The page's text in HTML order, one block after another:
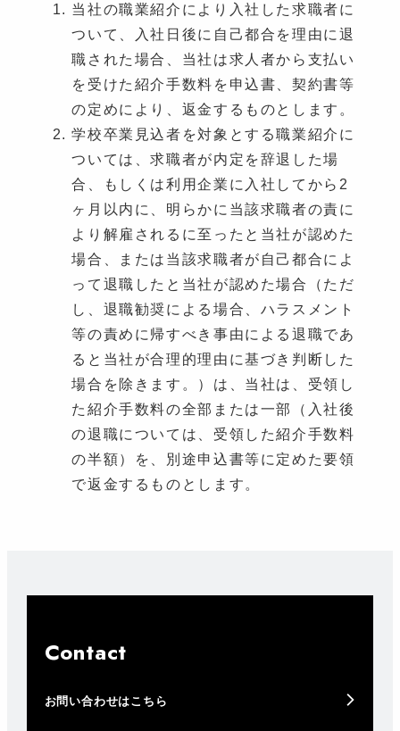
当社の職業紹介により入社した求職者に
ついて、入社日後に自己都合を理由に退
職された場合、当社は求人者から支払い
を受けた紹介手数料を申込書、契約書等
の定めにより、返金するものとします。
学校卒業見込者を対象とする職業紹介に
ついては、求職者が内定を辞退した場
合、もしくは利用企業に入社してから2
ヶ月以内に、明らかに当該求職者の責に
より解雇されるに至ったと当社が認めた
場合、または当該求職者が自己都合によ
って退職したと当社が認めた場合（ただ
し、退職勧奨による場合、ハラスメント
等の責めに帰すべき事由による退職であ
ると当社が合理的理由に基づき判断した
場合を除きます。）は、当社は、受領し
た紹介手数料の全部または一部（入社後
の退職については、受領した紹介手数料
の半額）を、別途申込書等に定めた要領
で返金するものとします。
Contact
お問い合わせはこちら